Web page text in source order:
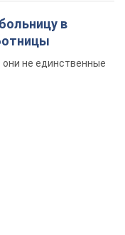
в
не единственные